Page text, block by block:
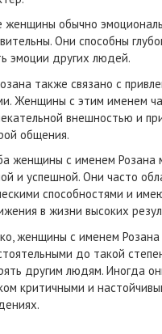
женщины обычно
Они способны
эмоции других людей.
также связано с
Женщины с этим именем
внешностью и
общения.
женщины с именем Розана
и успешной. Они часто
способностями и
в жизни высоких
женщины с именем Розана
до такой
другим людям. Иногда
критичными и